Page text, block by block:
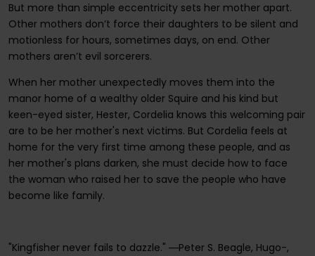
But more than simple eccentricity sets her mother apart.
Other mothers don’t force their daughters to be silent and
motionless for hours, sometimes days, on end. Other
mothers aren’t evil sorcerers.
When her mother unexpectedly moves them into the
manor home of a wealthy older Squire and his kind but
keen-eyed sister, Hester, Cordelia knows this welcoming pair
are to be her mother's next victims. But Cordelia feels at
home for the very first time among these people, and as
her mother's plans darken, she must decide how to face
the woman who raised her to save the people who have
become like family.
"Kingfisher never fails to dazzle." ―Peter S. Beagle, Hugo-,